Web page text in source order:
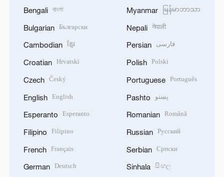
Bengali বাংলা
Bulgarian Български
Cambodian ខ្មែរ
Croatian Hrvatski
Czech Český
English English
Esperanto Esperanto
Filipino Filipino
French Français
German Deutsch
Myanmar မြန်မာဘာသာ
Nepali नेपाली
Persian فارسی
Polish Polski
Portuguese Português
Pashto پښتو
Romanian Română
Russian Русский
Serbian Српски
Sinhala සිංහල